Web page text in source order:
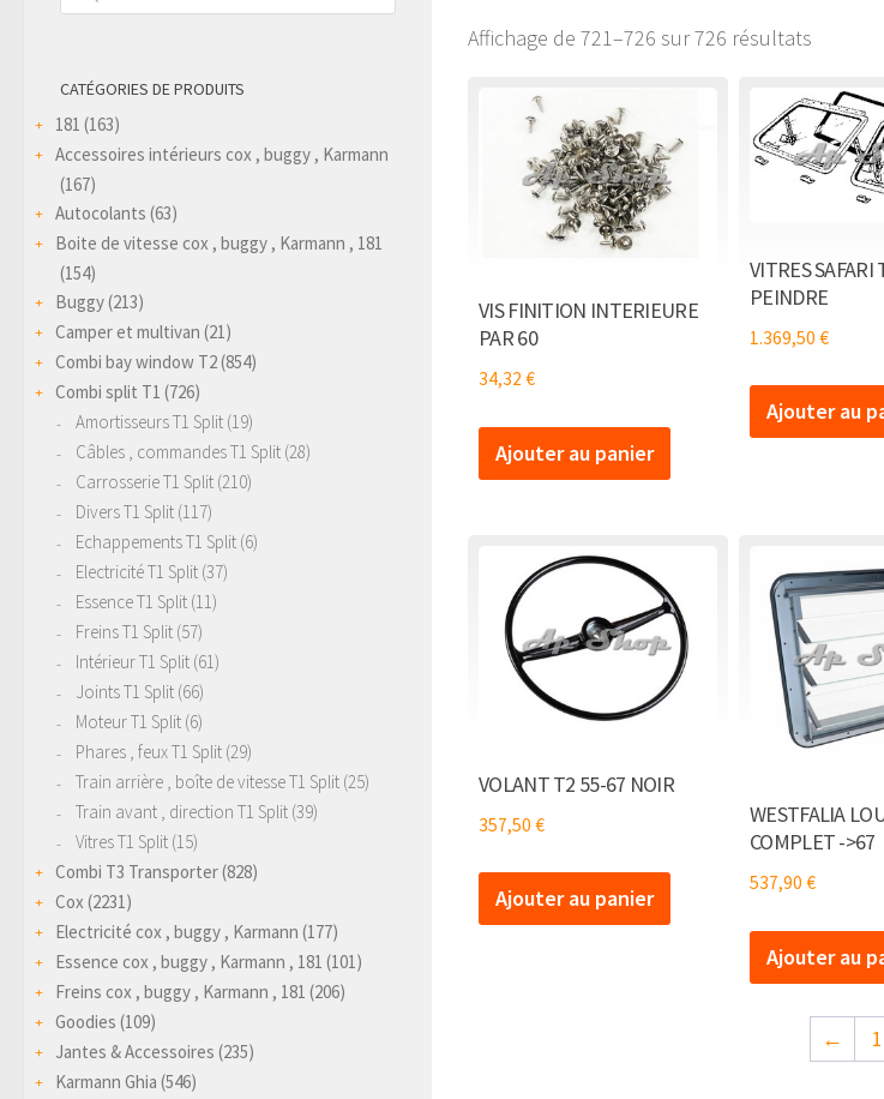
Affichage de 721–726 sur 726 résultats
VIS FINITION INTERIEURE
PAR 60
34,32€
Ajouter au panier
VITRES SAFARI
PEINDRE
1.369,50 €
Ajouter au
VOLANT T2 55-67 NOIR
357,50€
Ajouter au panier
WESTFALIA
COMPLET ->67
537,90 €
Ajouter au
← 1
produits
CATÉGORIES DE PRODUITS
181 (163)
Accessoires intérieurs cox , buggy , Karmann
(167)
Autocolants (63)
Boite de vitesse cox , buggy , Karmann , 181
(154)
Buggy(213)
Camper et multivan (21)
Combi bay window T2(854)
Combi split T1 (726)
Amortisseurs T1 Split (19)
Câbles , commandes T1 Split (28)
Carrosserie T1 Split (210)
Divers T1 Split (117)
Echappements T1 Split (6)
Electricité T1 Split (37)
Essence T1 Split (11)
Freins T1 Split (57)
Intérieur T1 Split (61)
Joints T1 Split (66)
Moteur T1 Split (6)
Phares , feux T1 Split (29)
Train arrière , boîte de vitesse T1 Split (25)
Train avant , direction T1 Split (39)
Vitres T1 Split (15)
Combi T3 Transporter(828)
Cox(2231)
Electricité cox , buggy , Karmann (177)
Essence cox , buggy , Karmann , 181 (101)
Freins cox , buggy , Karmann , 181 (206)
Goodies (109)
Jantes & Accessoires (235)
Karmann Ghia (546)